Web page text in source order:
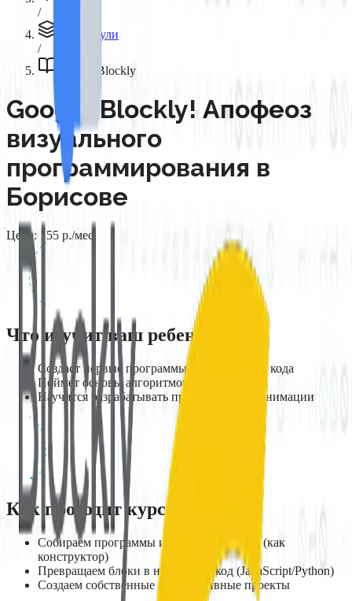
/
Все модули
/
Google Blockly
Google Blockly! Апофеоз
визуального
программирования в
Борисове
Цена: 155 р./мес.
Что изучит ваш ребенок
Создаст первые программы без написания кода
Поймет основы алгоритмов и логики
Научится разрабатывать простые игры и анимации
Как проходит курс
Собираем программы из цветных блоков (как
конструктор)
Превращаем блоки в настоящий код (JavaScript/Python)
Создаем собственные интерактивные проекты